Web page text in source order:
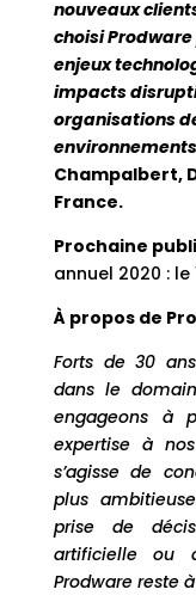
nouveaux
choisi
enjeux
impacts
organisations
Champalbert,
France.
Prochaine
annuel 2020 : le
À propos de
Forts de 30
dans le
engageons à
expertise à
s’agisse de
plus
prise de
artificielle ou
Prodware reste